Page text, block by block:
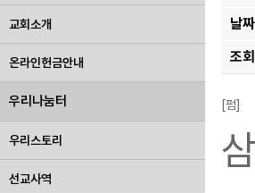
교회소개
온라인헌금안내
우리나눔터
우리스토리
선교사역
날짜
조
[펌]